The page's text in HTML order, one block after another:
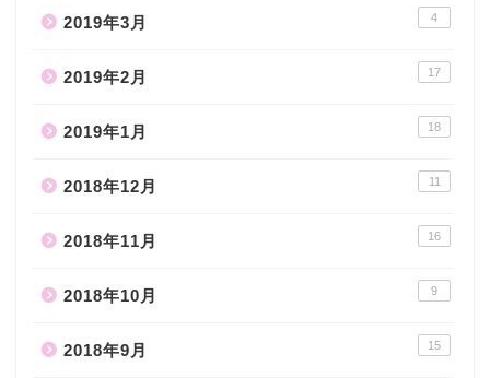
2019年3月 4
2019年2月 17
2019年1月 18
2018年12月 11
2018年11月 16
2018年10月 9
2018年9月 15